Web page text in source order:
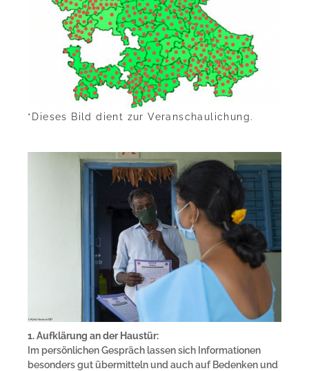
*Dieses Bild dient zur Veranschaulichung.
1. Aufklärung an der Haustür:
Im persönlichen Gespräch lassen sich Informationen
besonders gut übermitteln und auch auf Bedenken und